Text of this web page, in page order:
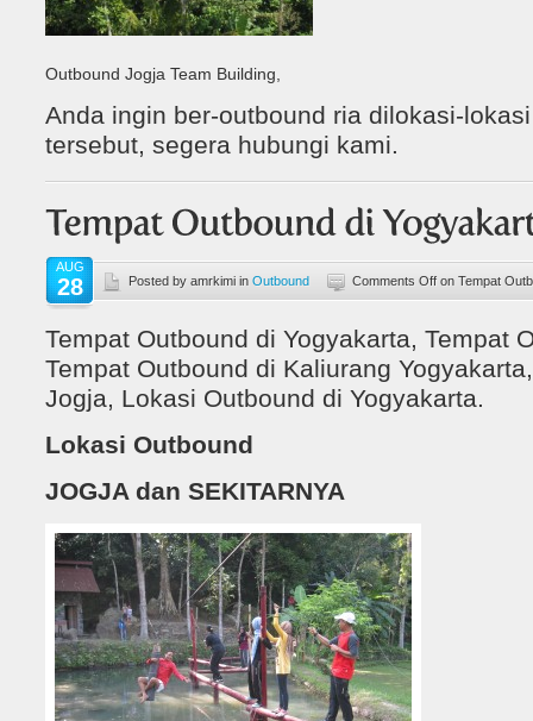
Outbound Jogja Team Building,
Anda ingin ber-outbound ria dilokasi-
tersebut, segera hubungi kami.
Posted by amrkimi in Outbound Comments Off on Tempat
AUG
28
Tempat Outbound di Yogyakarta, Tempat
Tempat Outbound di Kaliurang
Jogja, Lokasi Outbound di Yogyakarta.
Lokasi Outbound
JOGJA dan SEKITARNYA